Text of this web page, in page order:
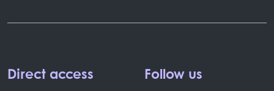
Direct access Follow us